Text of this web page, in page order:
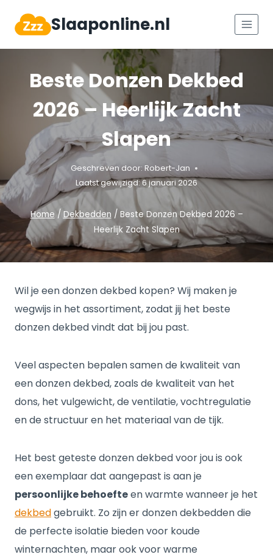
naar
Slaaponline.nl
Beste Donzen Dekbed
2026 – Heerlijk Zacht
Slapen
Geschreven door: Robert-Jan
Laatst gewijzigd:6 januari 2026
Home / Dekbedden / Beste Donzen Dekbed 2026 –
Heerlijk Zacht Slapen
Wil je een donzen dekbed kopen? Wij maken je
wegwijs in het assortiment, zodat jij het beste
donzen dekbed vindt dat bij jou past.
Veel aspecten bepalen samen de kwaliteit van
een donzen dekbed, zoals de kwaliteit van het
dons, het vulgewicht, de ventilatie, vochtregulatie
en de structuur en het materiaal van de tijk.
Het best geteste donzen dekbed voor jou is ook
een exemplaar dat aangepast is aan je
persoonlijke behoefteen warmte wanneer je het
dekbedgebruikt. Zo zijn er donzen dekbedden die
de perfecte isolatie bieden voor koude
winternachten, maar ook voor warme